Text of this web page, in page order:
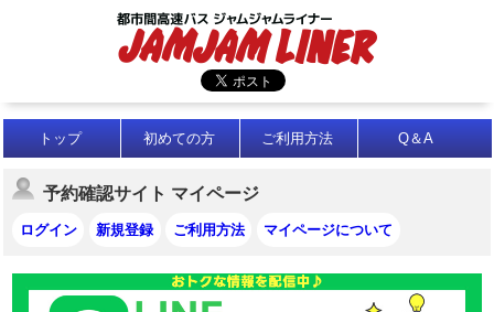
トップ 初めての方 ご利用方法 Q＆A
予約確認サイト マイページ
ログイン 新規登録 ご利用方法 マイページについて